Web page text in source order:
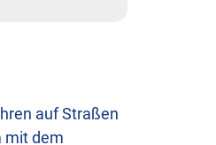
auf Straßen
mit dem